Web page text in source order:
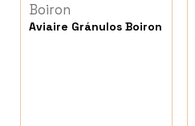
Boiron
Aviaire Gránulos Boiron